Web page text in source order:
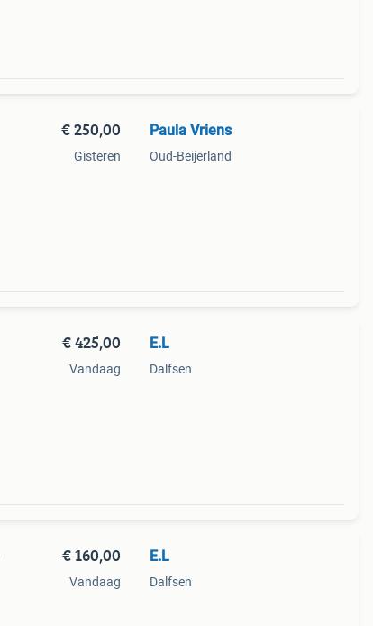
€ 250,00
Gisteren
Paula Vriens
Oud-Beijerland
€ 425,00
Vandaag
E.L
Dalfsen
€ 160,00
Vandaag
E.L
Dalfsen